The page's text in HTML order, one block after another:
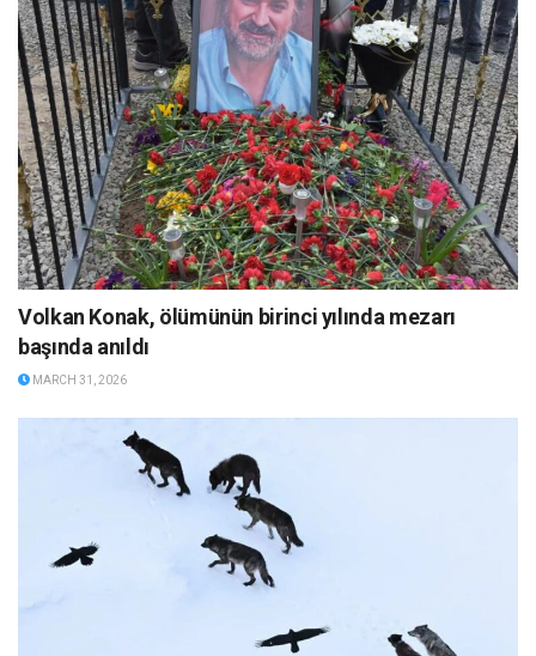
Volkan Konak, ölümünün birinci yılında mezarı
başında anıldı
MARCH 31, 2026